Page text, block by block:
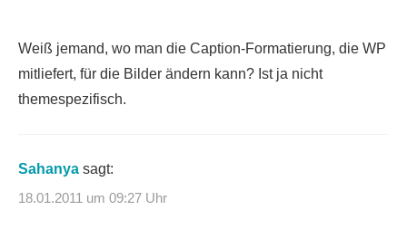
Weiß jemand, wo man die Caption-Formatierung, die WP
mitliefert, für die Bilder ändern kann? Ist ja nicht
themespezifisch.
Sahanya sagt:
18.01.2011 um 09:27 Uhr